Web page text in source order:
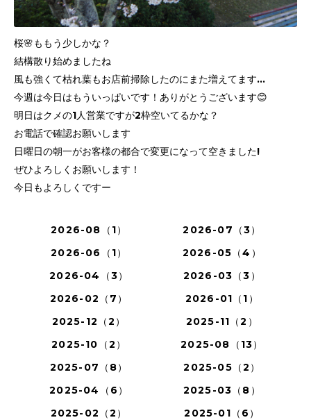
桜🌸ももう少しかな？
結構散り始めましたね
風も強くて枯れ葉もお店前掃除したのにまた増えてます…
今週は今日はもういっぱいです！ありがとうございます😊
明日はクメの1人営業ですが2枠空いてるかな？
お電話で確認お願いします
日曜日の朝一がお客様の都合で変更になって空きました!
ぜひよろしくお願いします！
今日もよろしくですー
2026-08（1）
2026-07（3）
2026-06（1）
2026-05（4）
2026-04（3）
2026-03（3）
2026-02（7）
2026-01（1）
2025-12（2）
2025-11（2）
2025-10（2）
2025-08（13）
2025-07（8）
2025-05（2）
2025-04（6）
2025-03（8）
2025-02（2）
2025-01（6）